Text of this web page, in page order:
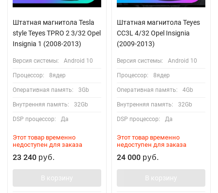
Штатная магнитола Tesla
style Teyes TPRO 2 3/32 Opel
Insignia 1 (2008-2013)
Версия системы: Android 10
Процессор: 8ядер
Оперативная память: 3Gb
Внутренняя память: 32Gb
DSP процессор: Да
Этот товар временно
недоступен для заказа
23 240 руб.
В корзину
Штатная магнитола Teyes
CC3L 4/32 Opel Insignia
(2009-2013)
Версия системы: Android 10
Процессор: 8ядер
Оперативная память: 4Gb
Внутренняя память: 32Gb
DSP процессор: Да
Этот товар временно
недоступен для заказа
24 000 руб.
В корзину